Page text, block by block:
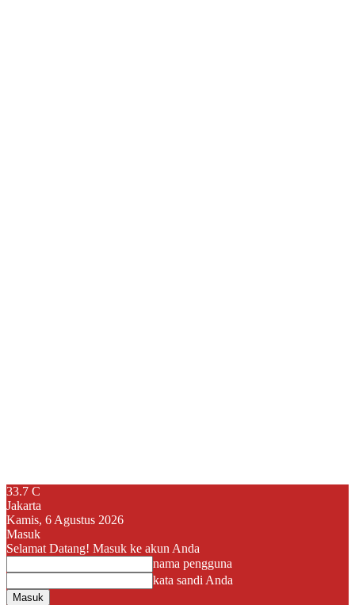
33.7 C
Jakarta
Kamis, 6 Agustus 2026
Masuk
Selamat Datang! Masuk ke akun Anda
nama pengguna
kata sandi Anda